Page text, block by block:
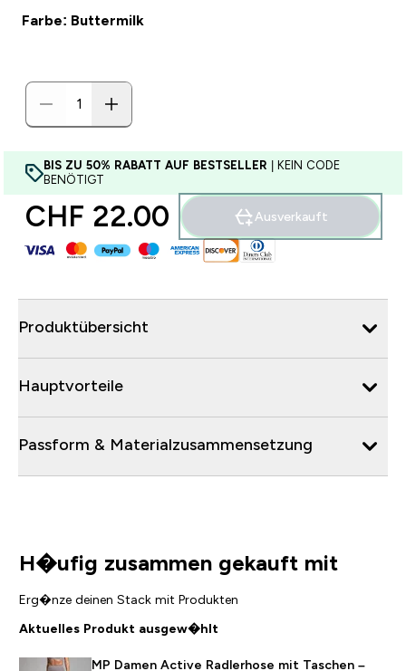
Farbe: Buttermilk
BIS ZU 50% RABATT AUF BESTSELLER | KEIN CODE
BENÖTIGT
CHF 22.00‎ Ausverkauft
Produktübersicht
Hauptvorteile
Passform & Materialzusammensetzung
H�ufig zusammen gekauft mit
Erg�nze deinen Stack mit Produkten
Aktuelles Produkt ausgew�hlt
MP Damen Active Radlerhose mit Taschen –